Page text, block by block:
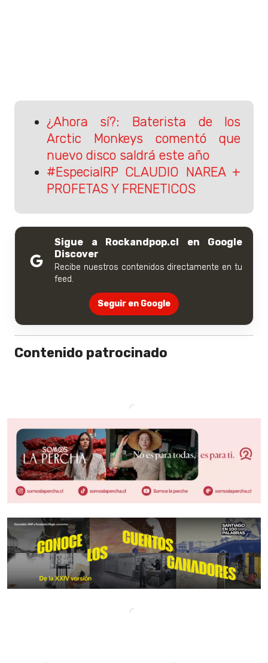
¿Ahora sí?: Baterista de los
Arctic Monkeys comentó que
nuevo disco saldrá este año
#EspecialRP CLAUDIO NAREA +
PROFETAS Y FRENETICOS
Sigue a Rockandpop.cl en Google
Discover
Recibe nuestros contenidos directamente en tu
feed.
Seguir en Google
Contenido patrocinado